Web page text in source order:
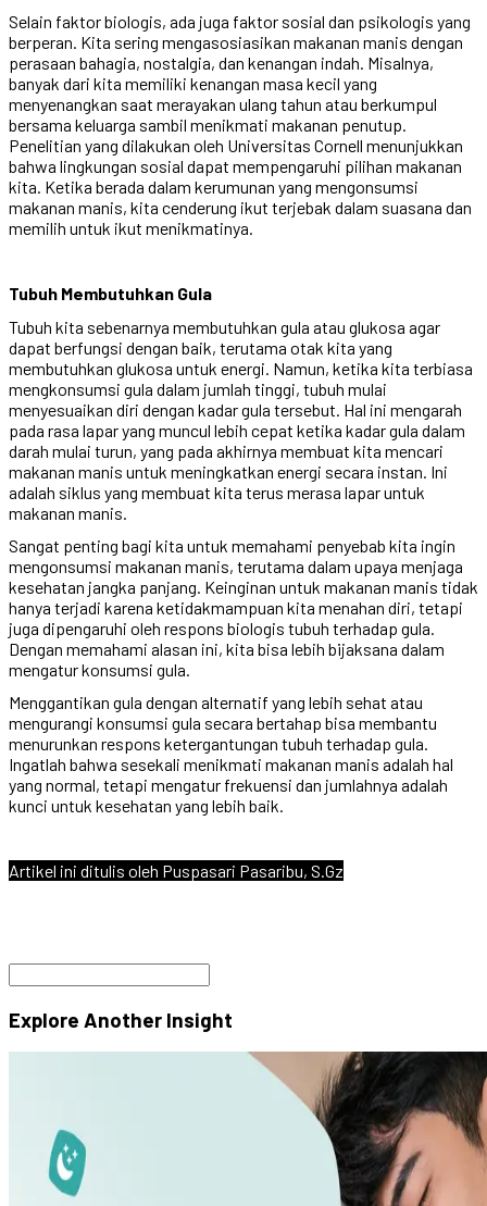
Selain faktor biologis, ada juga faktor sosial dan psikologis yang
berperan. Kita sering mengasosiasikan makanan manis dengan
perasaan bahagia, nostalgia, dan kenangan indah. Misalnya,
banyak dari kita memiliki kenangan masa kecil yang
menyenangkan saat merayakan ulang tahun atau berkumpul
bersama keluarga sambil menikmati makanan penutup.
Penelitian yang dilakukan oleh Universitas Cornell menunjukkan
bahwa lingkungan sosial dapat mempengaruhi pilihan makanan
kita. Ketika berada dalam kerumunan yang mengonsumsi
makanan manis, kita cenderung ikut terjebak dalam suasana dan
memilih untuk ikut menikmatinya.
Tubuh Membutuhkan Gula
Tubuh kita sebenarnya membutuhkan gula atau glukosa agar
dapat berfungsi dengan baik, terutama otak kita yang
membutuhkan glukosa untuk energi. Namun, ketika kita terbiasa
mengkonsumsi gula dalam jumlah tinggi, tubuh mulai
menyesuaikan diri dengan kadar gula tersebut. Hal ini mengarah
pada rasa lapar yang muncul lebih cepat ketika kadar gula dalam
darah mulai turun, yang pada akhirnya membuat kita mencari
makanan manis untuk meningkatkan energi secara instan. Ini
adalah siklus yang membuat kita terus merasa lapar untuk
makanan manis.
Sangat penting bagi kita untuk memahami penyebab kita ingin
mengonsumsi makanan manis, terutama dalam upaya menjaga
kesehatan jangka panjang. Keinginan untuk makanan manis tidak
hanya terjadi karena ketidakmampuan kita menahan diri, tetapi
juga dipengaruhi oleh respons biologis tubuh terhadap gula.
Dengan memahami alasan ini, kita bisa lebih bijaksana dalam
mengatur konsumsi gula.
Menggantikan gula dengan alternatif yang lebih sehat atau
mengurangi konsumsi gula secara bertahap bisa membantu
menurunkan respons ketergantungan tubuh terhadap gula.
Ingatlah bahwa sesekali menikmati makanan manis adalah hal
yang normal, tetapi mengatur frekuensi dan jumlahnya adalah
kunci untuk kesehatan yang lebih baik.
Artikel ini ditulis oleh Puspasari Pasaribu, S.Gz
Explore Another Insight